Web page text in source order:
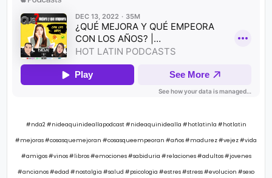
#nda2 #nideaquinideallapodcast #nideaquinidealla #hotlatinla #hotlatin
#mejoras #cosasquemejoran #cosasqueempeoran #años #madurez #vejez #vida
#amigos #vinos #libros #emociones #sabiduria #relaciones #adultos #jovenes
#ancianos #edad #nostalgia #salud #psicologia #estres #stress #evolucion #sexo